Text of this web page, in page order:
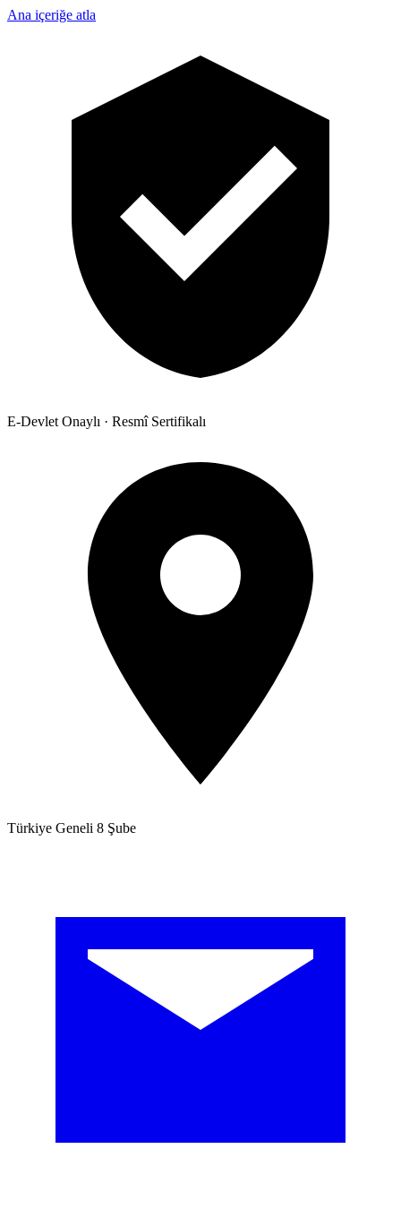
Ana içeriğe atla
E-Devlet Onaylı · Resmî Sertifikalı
Türkiye Geneli 8 Şube